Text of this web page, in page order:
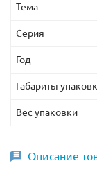
Тема
Серия
Год
Габариты
Вес упаковки
Описание